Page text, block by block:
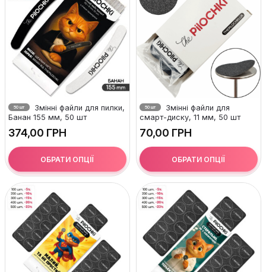
50 шт
Змінні файли для пилки,
Банан 155 мм, 50 шт
ГРН
ОБРАТИ ОПЦІЇ
50 шт
Змінні файли для
смарт-диску, 11 мм, 50 шт
ГРН
ОБРАТИ ОПЦІЇ